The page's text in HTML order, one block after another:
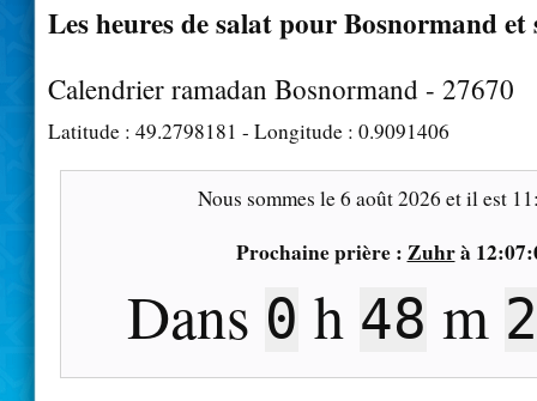
Les heures de salat pour Bosnormand et
Calendrier ramadan Bosnormand - 27670
Latitude : 49.2798181 - Longitude : 0.9091406
Nous sommes le6 août 2026 et il est
Prochaine prière : Zuhrà
Dans 0 h 48 m